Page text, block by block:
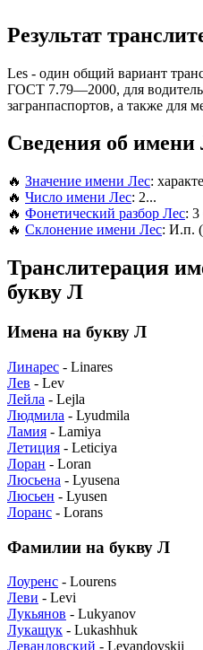
Результат
Les - один общий вариант
ГОСТ 7.79—2000, для
загранпаспортов, а также для
Сведения об имени
🔥 Значение имени Лес:
🔥 Число имени Лес: 2...
🔥 Фонетический разбор Лес: 3
🔥 Склонение имени Лес: И.п.
Транслитерация
букву Л
Имена на букву Л
Линарес - Linares
Лев - Lev
Лейла - Lejla
Людмила - Lyudmila
Ламия - Lamiya
Летиция - Leticiya
Лоран - Loran
Люсьена - Lyusena
Люсьен - Lyusen
Лоранс - Lorans
Фамилии на букву Л
Лоуренс - Lourens
Леви - Levi
Лукьянов - Lukyanov
Лукащук - Lukashhuk
Левандовский - Levandovskij